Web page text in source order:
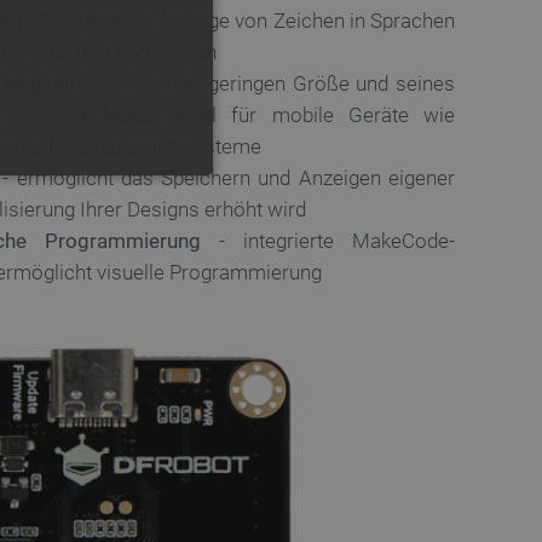
- Fähigkeit zur Anzeige von Zeichen in Sprachen
und Koreanisch
- dank seiner geringen Größe und seines
ist das Modul ideal für mobile Geräte wie
IoT-Steuerungssysteme
- ermöglicht das Speichern und Anzeigen eigener
Ihrer Designs erhöht wird
Programmierung - integrierte MakeCode-
visuelle Programmierung
FUNKTIONALITÄT
der Einwilligungs- und
für ihre Interaktion mit
Einwilligung des
Datenschutzrichtlinien
dass ihre Präferenzen in